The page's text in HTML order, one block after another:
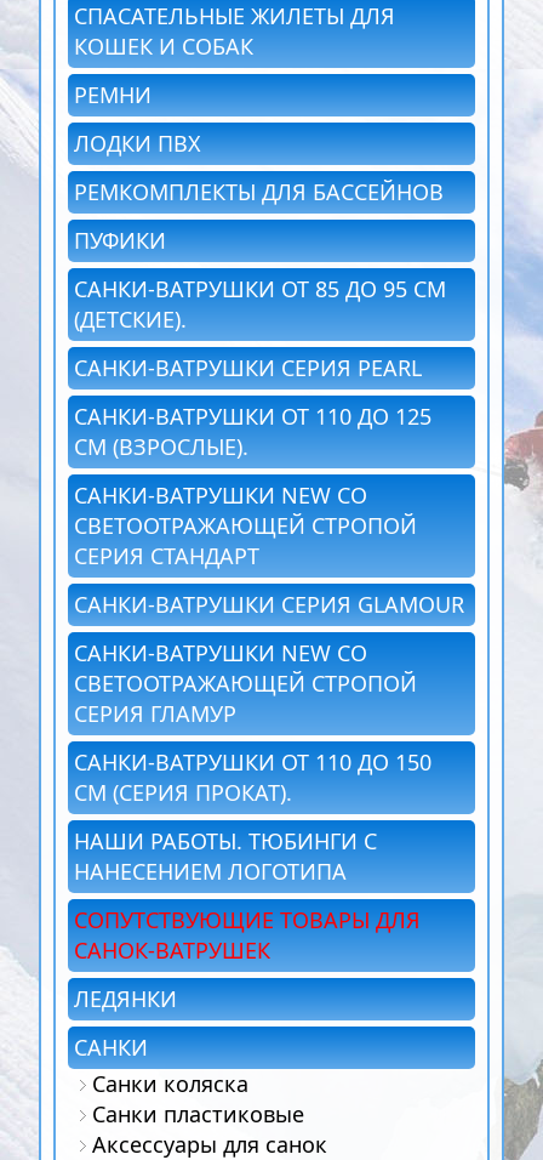
СПАСАТЕЛЬНЫЕ ЖИЛЕТЫ ДЛЯ
КОШЕК И СОБАК
РЕМНИ
ЛОДКИ ПВХ
РЕМКОМПЛЕКТЫ ДЛЯ БАССЕЙНОВ
ПУФИКИ
САНКИ-ВАТРУШКИ ОТ 85 ДО 95 СМ
(ДЕТСКИЕ).
САНКИ-ВАТРУШКИ СЕРИЯ PEARL
САНКИ-ВАТРУШКИ ОТ 110 ДО 125
СМ (ВЗРОСЛЫЕ).
САНКИ-ВАТРУШКИ NEW СО
СВЕТООТРАЖАЮЩЕЙ СТРОПОЙ
СЕРИЯ СТАНДАРТ
САНКИ-ВАТРУШКИ СЕРИЯ GLAMOUR
САНКИ-ВАТРУШКИ NEW СО
СВЕТООТРАЖАЮЩЕЙ СТРОПОЙ
СЕРИЯ ГЛАМУР
САНКИ-ВАТРУШКИ ОТ 110 ДО 150
СМ (СЕРИЯ ПРОКАТ).
НАШИ РАБОТЫ. ТЮБИНГИ С
НАНЕСЕНИЕМ ЛОГОТИПА
СОПУТСТВУЮЩИЕ ТОВАРЫ ДЛЯ
САНОК-ВАТРУШЕК
ЛЕДЯНКИ
САНКИ
Санки коляска
Санки пластиковые
Аксессуары для санок